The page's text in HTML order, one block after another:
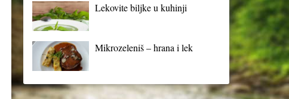
Lekovite biljke u kuhinji
Mikrozeleniš – hrana i lek